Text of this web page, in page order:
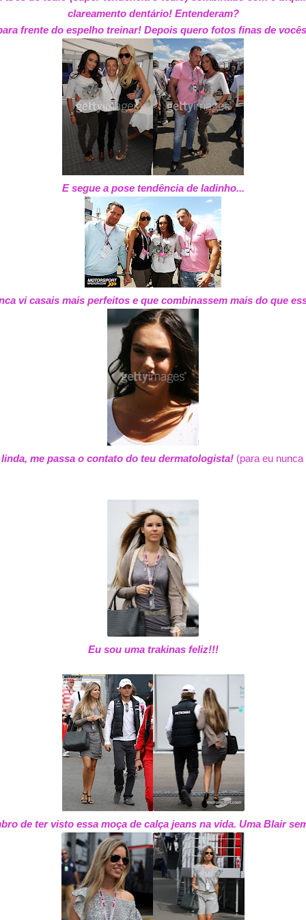
clareamento dentário! Entenderam?
frente do espelho treinar! Depois quero fotos finas de
E segue a pose tendência de ladinho...
vi casais mais perfeitos e que combinassem mais do que
linda, me passa o contato do teu dermatologista! (para eu
Eu sou uma trakinas feliz!!!
de ter visto essa moça de calça jeans na vida. Uma Blair